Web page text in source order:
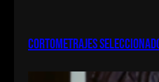
Cortometrajes